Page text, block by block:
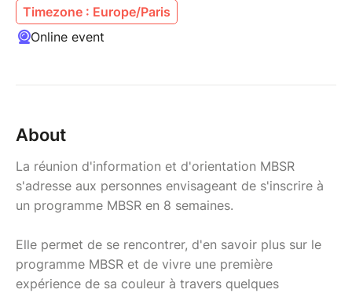
Timezone : Europe/Paris
Online event
About
La réunion d'information et d'orientation MBSR
s'adresse aux personnes envisageant de s'inscrire à
un programme MBSR en 8 semaines.
Elle permet de se rencontrer, d'en savoir plus sur le
programme MBSR et de vivre une première
expérience de sa couleur à travers quelques